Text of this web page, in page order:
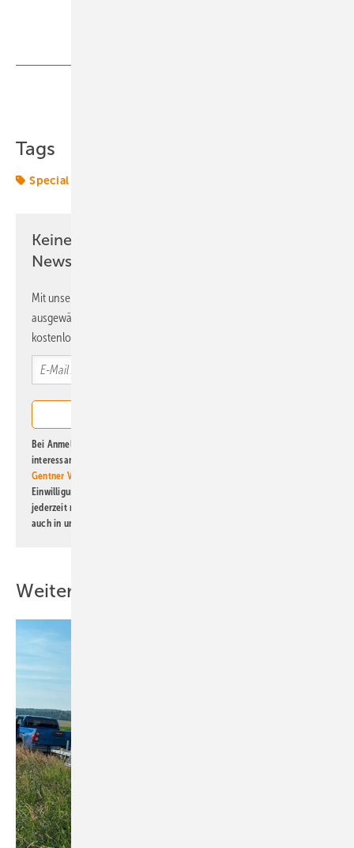
Tags
Special
Keine Zeit? Kein Problem mit dem ERE
Newsletter!
Mit unserem Newsletter erhalten Sie regelmäßig von uns
ausgewählte Informationen und Neuigkeiten, gebündelt und
kostenlos direkt ins Postfach.
Bei Anmeldung zu diesem Newsletter bin ich damit einverstanden, über
interessante Verlags- und Online-Angebote
Gentner Verlag GmbH & Co. KG
Einwilligung kann ich jederzeit widerrufen und eine Abmeldung ist
jederzeit möglich. Informationen zum Umgang mit Daten finden Sie
auch in unserer
Weitere Inhalte